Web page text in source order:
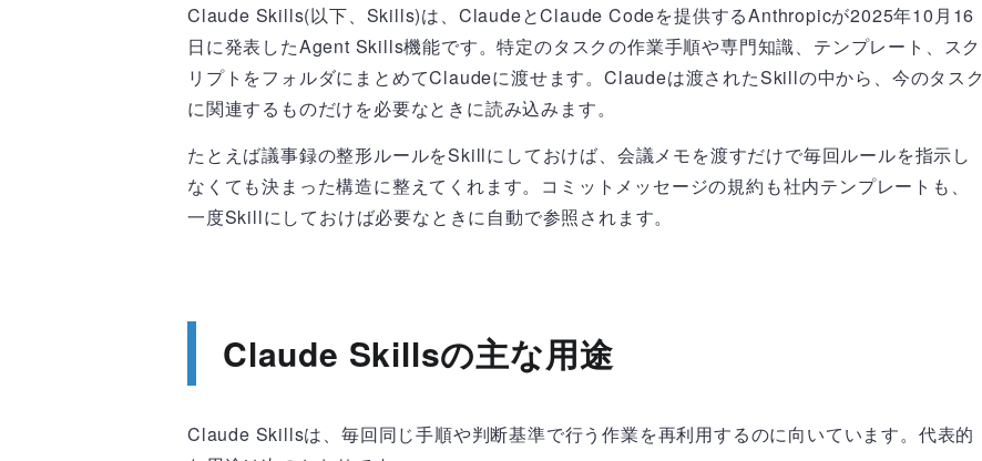
Claude Skills(以下、Skills)は、ClaudeとClaude Codeを提供するAnthropicが2025年10月16
日に発表したAgent Skills機能です。特定のタスクの作業手順や専門知識、テンプレート、スク
リプトをフォルダにまとめてClaudeに渡せます。Claudeは渡されたSkillの中から、今のタスク
に関連するものだけを必要なときに読み込みます。
たとえば議事録の整形ルールをSkillにしておけば、会議メモを渡すだけで毎回ルールを指示し
なくても決まった構造に整えてくれます。コミットメッセージの規約も社内テンプレートも、
一度Skillにしておけば必要なときに自動で参照されます。
Claude Skillsの主な用途
Claude Skillsは、毎回同じ手順や判断基準で行う作業を再利用するのに向いています。代表的